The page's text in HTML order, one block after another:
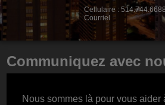
Cellulaire :
Courriel
Communiquez avec
Nous sommes là pour vous aider